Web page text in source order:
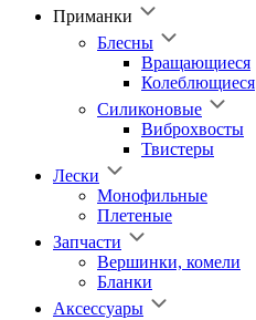
Приманки
Блесны
Вращающиеся
Колеблющиеся
Силиконовые
Виброхвосты
Твистеры
Лески
Монофильные
Плетеные
Запчасти
Вершинки, комели
Бланки
Аксессуары